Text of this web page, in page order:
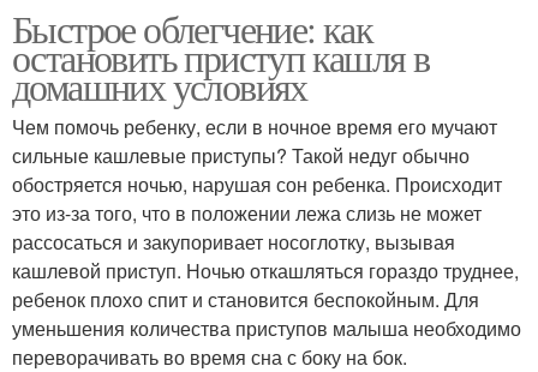
Быстрое облегчение: как
остановить приступ кашля в
домашних условиях
Чем помочь ребенку, если в ночное время его мучают
сильные кашлевые приступы? Такой недуг обычно
обостряется ночью, нарушая сон ребенка. Происходит
это из-за того, что в положении лежа слизь не может
рассосаться и закупоривает носоглотку, вызывая
кашлевой приступ. Ночью откашляться гораздо труднее,
ребенок плохо спит и становится беспокойным. Для
уменьшения количества приступов малыша необходимо
переворачивать во время сна с боку на бок.